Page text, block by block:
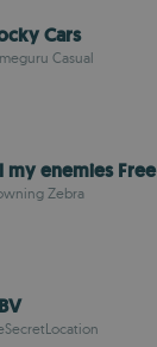
Cars
Casual
my enemies Free
Zebra